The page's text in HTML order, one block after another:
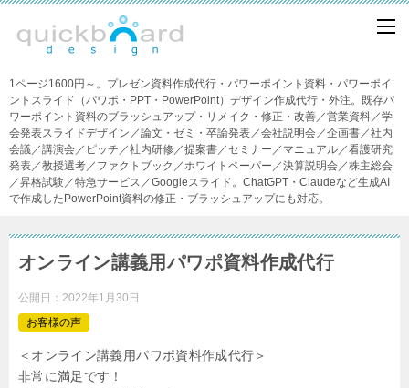
1ページ1600円～。プレゼン資料作成代行・パワーポイント資料・パワーポイ
ントスライド（パワポ・PPT・PowerPoint）デザイン作成代行・外注。既存パ
ワーポイント資料のブラッシュアップ・リメイク・修正・改善／営業資料／学
会発表スライドデザイン／論文・ゼミ・卒論発表／会社説明会／企画書／社内
会議／講演会／ピッチ／社内研修／提案書／セミナー／マニュアル／看護研究
発表／教授選考／ファクトブック／ホワイトペーパー／決算説明会／株主総会
／昇格試験／特急サービス／Googleスライド。ChatGPT・Claudeなど生成AI
で作成したPowerPoint資料の修正・ブラッシュアップにも対応。
オンライン講義用パワポ資料作成代行
公開日： 2022年1月30日
お客様の声
＜オンライン講義用パワポ資料作成代行＞
非常に満足です！